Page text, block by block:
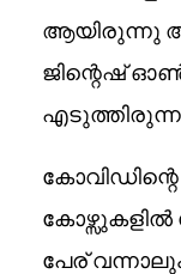
ആയിരുന്നു
ജിന്റെഷ്
പേര്